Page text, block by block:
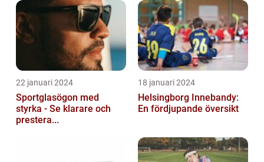
22 januari 2024
Sportglasögon med
styrka - Se klarare och
prestera...
18 januari 2024
Helsingborg Innebandy:
En fördjupande översikt